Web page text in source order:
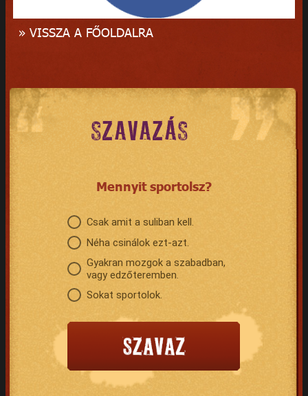
» VISSZA A FŐOLDALRA
SZAVAZÁS
Mennyit sportolsz?
Csak amit a suliban kell.
Néha csinálok ezt-azt.
Gyakran mozgok a szabadban,
vagy edzőteremben.
Sokat sportolok.